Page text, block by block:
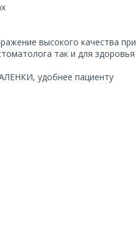
высокого качества при
так и для здоровья
удобнее пациенту